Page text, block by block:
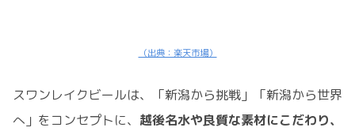
（出典：楽天市場）
スワンレイクビールは、「新潟から挑戦」「新潟から世界
へ」をコンセプトに、 越後名水や良質な素材にこだわり、